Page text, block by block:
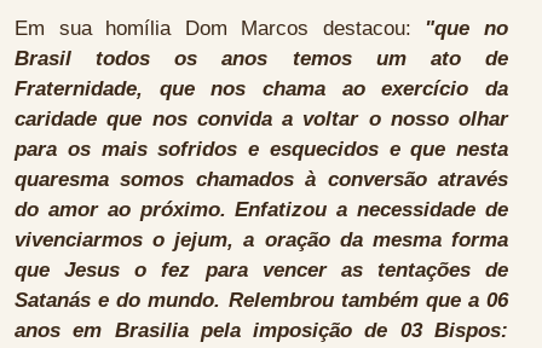
Em sua homília Dom Marcos destacou: "que no
Brasil todos os anos temos um ato de
Fraternidade, que nos chama ao exercício da
caridade que nos convida a voltar o nosso olhar
para os mais sofridos e esquecidos e que nesta
quaresma somos chamados à conversão através
do amor ao próximo. Enfatizou a necessidade de
vivenciarmos o jejum, a oração da mesma forma
que Jesus o fez para vencer as tentações de
Satanás e do mundo. Relembrou também que a 06
anos em Brasilia pela imposição de 03 Bispos: